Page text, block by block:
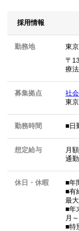
採用情報
勤務地
東
〒
療
募集拠点
社
東
勤務時間 ■日
想定給与
⽉
通
休日・休暇
■年
■有
最
■年
月
■特